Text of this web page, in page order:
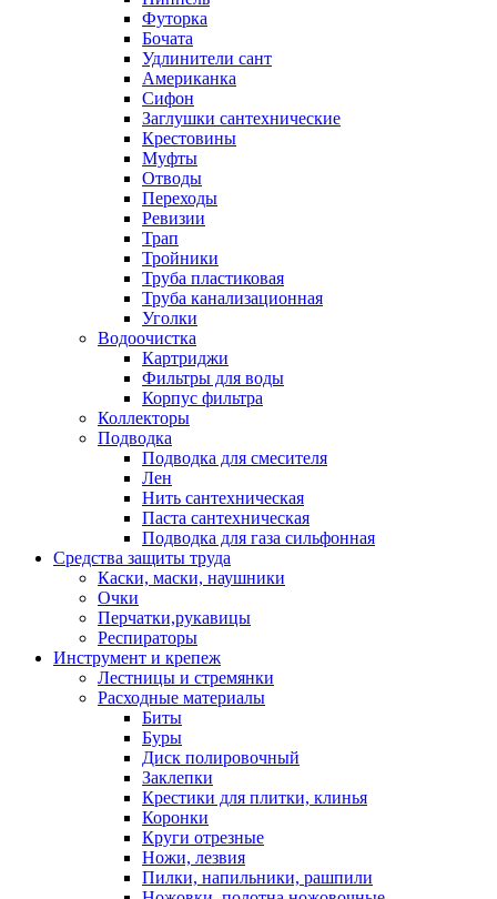
Футорка
Бочата
Удлинители сант
Американка
Сифон
Заглушки сантехнические
Крестовины
Муфты
Отводы
Переходы
Ревизии
Трап
Тройники
Труба пластиковая
Труба канализационная
Уголки
Водоочистка
Картриджи
Фильтры для воды
Корпус фильтра
Коллекторы
Подводка
Подводка для смесителя
Лен
Нить сантехническая
Паста сантехническая
Подводка для газа сильфонная
Средства защиты труда
Каски, маски, наушники
Очки
Перчатки,рукавицы
Респираторы
Инструмент и крепеж
Лестницы и стремянки
Расходные материалы
Биты
Буры
Диск полировочный
Заклепки
Крестики для плитки, клинья
Коронки
Круги отрезные
Ножи, лезвия
Пилки, напильники, рашпили